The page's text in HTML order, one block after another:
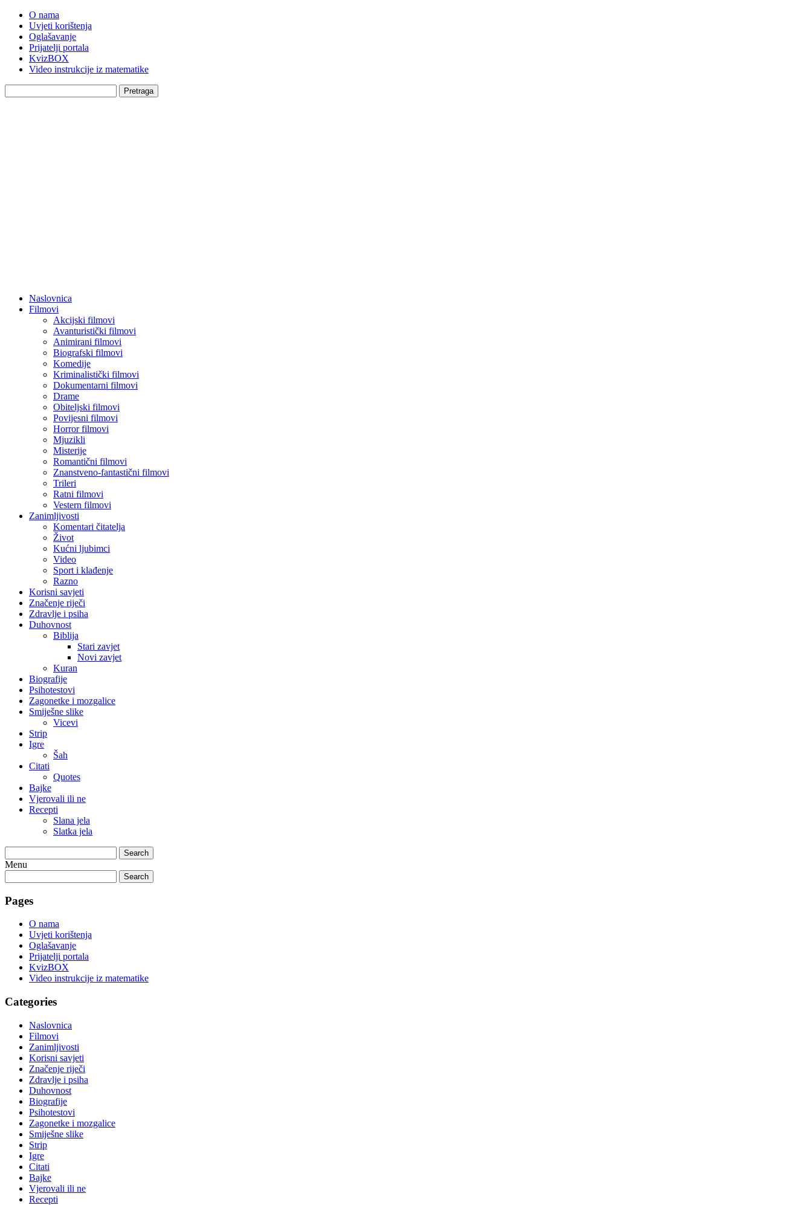
O nama
Uvjeti korištenja
Oglašavanje
Prijatelji portala
KvizBOX
Video instrukcije iz matematike
Pretraga
Naslovnica
Filmovi
Akcijski filmovi
Avanturistički filmovi
Animirani filmovi
Biografski filmovi
Komedije
Kriminalistički filmovi
Dokumentarni filmovi
Drame
Obiteljski filmovi
Povijesni filmovi
Horror filmovi
Mjuzikli
Misterije
Romantični filmovi
Znanstveno-fantastični filmovi
Trileri
Ratni filmovi
Vestern filmovi
Zanimljivosti
Komentari čitatelja
Život
Kućni ljubimci
Video
Sport i klađenje
Razno
Korisni savjeti
Značenje riječi
Zdravlje i psiha
Duhovnost
Biblija
Stari zavjet
Novi zavjet
Kuran
Biografije
Psihotestovi
Zagonetke i mozgalice
Smiješne slike
Vicevi
Strip
Igre
Šah
Citati
Quotes
Bajke
Vjerovali ili ne
Recepti
Slana jela
Slatka jela
Search
Menu
Search
Pages
O nama
Uvjeti korištenja
Oglašavanje
Prijatelji portala
KvizBOX
Video instrukcije iz matematike
Categories
Naslovnica
Filmovi
Zanimljivosti
Korisni savjeti
Značenje riječi
Zdravlje i psiha
Duhovnost
Biografije
Psihotestovi
Zagonetke i mozgalice
Smiješne slike
Strip
Igre
Citati
Bajke
Vjerovali ili ne
Recepti